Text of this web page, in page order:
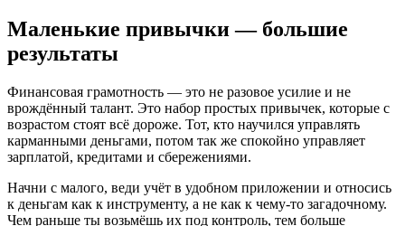
Маленькие привычки — большие
результаты
Финансовая грамотность — это не разовое усилие и не
врождённый талант. Это набор простых привычек, которые с
возрастом стоят всё дороже. Тот, кто научился управлять
карманными деньгами, потом так же спокойно управляет
зарплатой, кредитами и сбережениями.
Начни с малого, веди учёт в удобном приложении и относись
к деньгам как к инструменту, а не как к чему-то загадочному.
Чем раньше ты возьмёшь их под контроль, тем больше